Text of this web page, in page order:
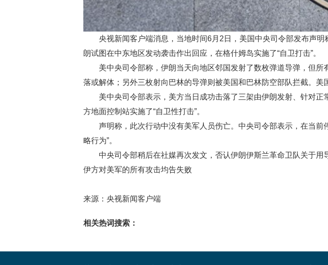
央视新闻客户端消息，当地时间6月2日，美国中央司令部发布声
朗试图在中东地区发动袭击作出回应，在格什姆岛实施了“自卫打击”。
美中央司令部称，伊朗当天向地区邻国发射了数枚弹道导弹，但
落或解体；另外三枚射向巴林的导弹则被美国和巴林防空部队拦截。美
美中央司令部表示，美方当日成功击落了三架由伊朗发射、针对
方地面控制站实施了“自卫性打击”。
声明称，此次行动中没有美军人员伤亡。中央司令部表示，在当
略行为”。
中央司令部稍后在社媒再次发文，否认伊朗伊斯兰革命卫队关于
伊方对美军的所有攻击均告失败
来源：央视新闻客户端
相关热词搜索：